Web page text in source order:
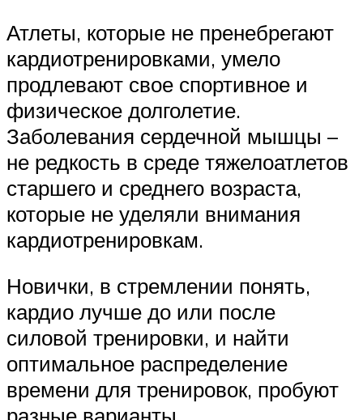
Атлеты, которые не пренебрегают
кардиотренировками, умело
продлевают свое спортивное и
физическое долголетие.
Заболевания сердечной мышцы –
не редкость в среде тяжелоатлетов
старшего и среднего возраста,
которые не уделяли внимания
кардиотренировкам.
Новички, в стремлении понять,
кардио лучше до или после
силовой тренировки, и найти
оптимальное распределение
времени для тренировок, пробуют